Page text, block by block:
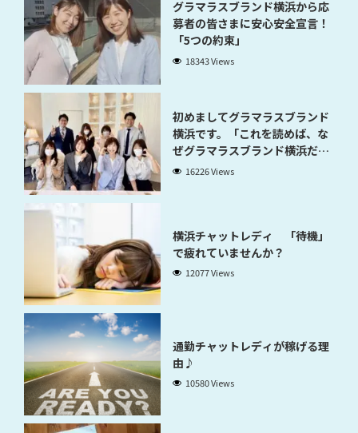
グラマラスブランド横浜から応
募者の皆さまに安心安全宣言！
「5つの約束」
18343 Views
初めましてグラマラスブランド
横浜です。「これを読めば、な
ぜグラマラスブランド横浜だと
稼げるのかが分かります」
16226 Views
横浜チャットレディ 「待機」
で疲れていませんか？
12077 Views
通勤チャットレディが稼げる理
由♪
10580 Views